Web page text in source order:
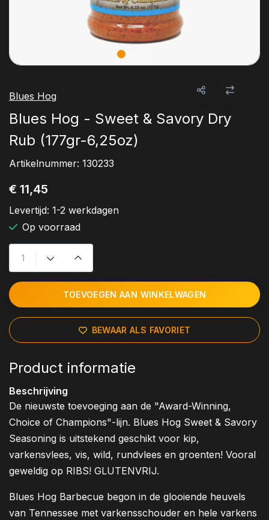
Blues Hog
Blues Hog - Sweet & Savory Dry
Rub (177gr-6,25oz)
Artikelnummer: 130233
€ 11,45
Levertijd: 1-2 werkdagen
Op voorraad
TOEVOEGEN AAN WINKELWAGEN
BEWAAR ALS FAVORIET
Product informatie
Beschrijving
De nieuwste toevoeging aan de "Award-Winning,
Choice of Champions"-lijn. Blues Hog Sweet & Savory
Seasoning is uitstekend geschikt voor kip,
varkensvlees, vis, wild, rundvlees en groenten! Vooral
geweldig op RIBS! GLUTENVRIJ.
Blues Hog Barbecue begon in de glooiende heuvels
van Tennessee met varkensschouder en hele varkens